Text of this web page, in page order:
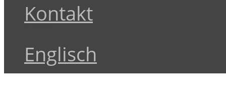
Kontakt
Kontakt
Englisch